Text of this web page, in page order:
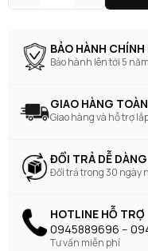
BẢO HÀNH CHÍNH
Bảo hành lên tới 5 năm
GIAO HÀNG
Giao hàng và hỗ trợ
ĐỔI TRẢ DỄ DÀNG
Đổi trả trong 30 ngày
HOTLINE HỖ TRỢ
0945889696 --
Tư vấn miễn phí